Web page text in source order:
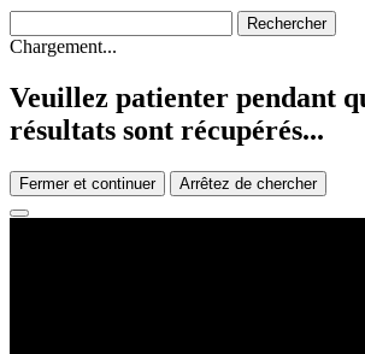
Chargement...
Veuillez patienter pendant
résultats sont récupérés...
Fermer et continuer Arrêtez de chercher